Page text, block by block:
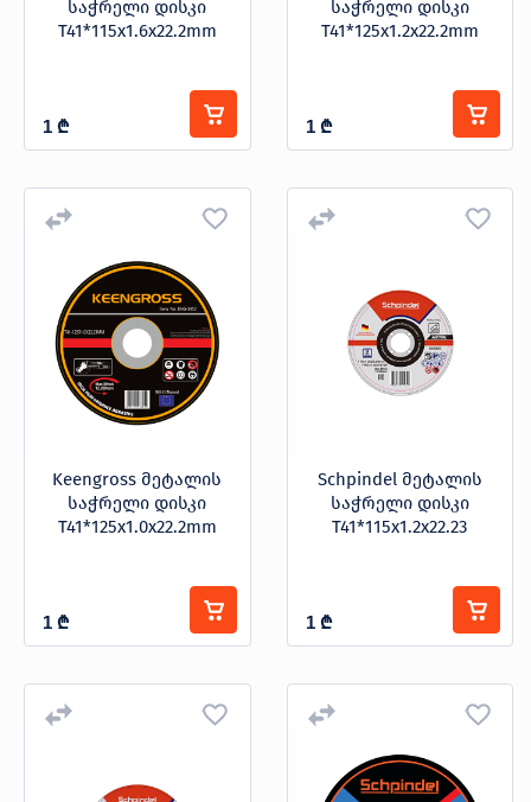
საჭრელი დისკი
T41*115x1.6x22.2mm
1 ₾
საჭრელი დისკი
T41*125x1.2x22.2mm
1 ₾
Keengross მეტალის
საჭრელი დისკი
T41*125x1.0x22.2mm
1 ₾
Schpindel მეტალის
საჭრელი დისკი
T41*115x1.2x22.23
1 ₾